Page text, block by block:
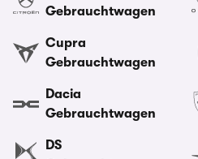
Gebrauchtwagen
Cupra
Gebrauchtwagen
Dacia
Gebrauchtwagen
DS